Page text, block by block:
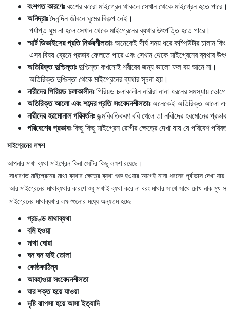
বংশগত কারণেঃবংশের কারো মাইগ্রেন থাকলে সেখান থেকে মাইগ্রেন হতে
অনিদ্রাঃদৈনন্দিন জীবনে ঘুমের বিকল্প নেই।
পর্যাপ্ত ঘুম না হলে সেখান থেকে মাইগ্রেনের ব্যথার উৎপত্তি হতে পারে।
স্মার্ট ডিভাইসের প্রতি নির্ভরশীলতাঃঅনেকেই দীর্ঘ সময় ধরে কম্পিউটার চালান
এসব বিষয় ব্রেনে প্রভাব ফেলতে পারে এবং সেখান থেকে মাইগ্রেনের ব্যথার
অতিরিক্ত দুশ্চিন্তাঃদুশ্চিন্তা কখনোই শরীরের জন্য ভালো ফল বয় আনে না।
অতিরিক্ত দুশ্চিন্তা থেকে মাইগ্রেনের ব্যথার সূচনা হয়।
নারীদের পিরিয়ড চলাকালীনঃপিরিয়ড চলাকালীন নারীরা নানা ধরনের সমস্যায়
অতিরিক্ত আলো এবং শব্দের প্রতি সংবেদনশীলতাঃঅনেকেই অতিরিক্ত আলো এবং
নারীদের হরমোনাল পরিবর্তনঃজন্মবিরতিকরণ বরি খেলে তা নারীদের হরমোনের
পরিবেশের প্রভাবঃকিছু কিছু মাইগ্রেন রোগীর ক্ষেত্রে দেখা যায় যে পরিবেশ
মাইগ্রেনের লক্ষণ
আপনার মাথা ব্যথা মাইগ্রেন কিনা সেটির কিছু লক্ষণ রয়েছে।
সাধারণত মাইগ্রেনের মাথা ব্যথার ক্ষেত্রে ব্যথা শুরু হওয়ার আগেই নানা ধরনের পূর্বাভাস দেখা
আর মাইগ্রেনের মাথাব্যথার কারণে শুধু মাথাই ব্যথা করে না বরং মাথার সাথে সাথে চোখ
মাইগ্রেনের মাথাব্যথার লক্ষণগুলোর মধ্যে অন্যতম হচ্ছে-
প্রচণ্ড মাথাব্যথা
বমি হওয়া
মাথা ঘোরা
ঘন ঘন হাই তোলা
কোষ্ঠকাঠিন্য
আবহাওয়া সংবেদনশীলতা
ঘার শক্ত হয়ে যাওয়া
দৃষ্টি ঝাপসা হয়ে আসা ইত্যাদি